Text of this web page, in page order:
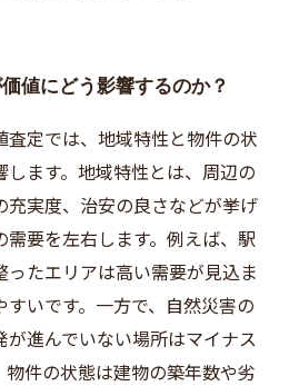
値にどう影響するのか？
定では、地域特性と物件の状
ます。地域特性とは、周辺の
実度、治安の良さなどが挙げ
需要を左右します。例えば、駅
ったエリアは高い需要が見込ま
いです。一方で、自然災害の
が進んでいない場所はマイナス
件の状態は建物の築年数や劣